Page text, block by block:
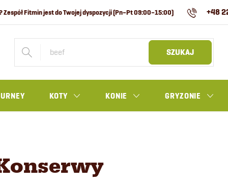
+48
SZUKAJ
KOTY KONIE GRYZONIE